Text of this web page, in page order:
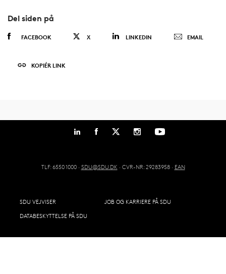
Del siden på
FACEBOOK X LINKEDIN EMAIL
KOPIÉR LINK
TLF: 6550 1000 · SDU@SDU.DK · CVR-NR: 29283958 · EAN
SDU VEJVISER
JOB OG KARRIERE PÅ SDU
DATABESKYTTELSE PÅ SDU